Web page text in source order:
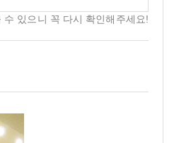
수 있으니 꼭 다시 확인해주세요!